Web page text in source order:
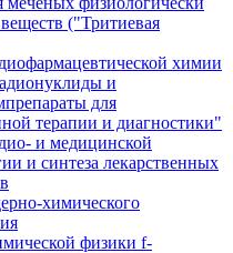
("Тритиевая
химии
и
для
терапии и диагностики"
и медицинской
и синтеза лекарственных
химического
физики f-